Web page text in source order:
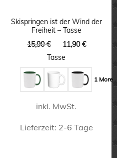
können
auf
der
Produktseite
gewählt
Skispringen ist der Wind der
Freiheit – Tasse
15,90€
Ursprünglicher
15,90 €
11,90€
Tasse
1 More
inkl. MwSt.
Lieferzeit: 2-6 Tage